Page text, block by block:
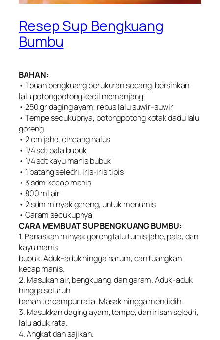
Resep Sup Bengkuang
Bumbu
BAHAN:
• 1 buah bengkuang berukuran sedang, bersihkan
lalu potongpotong kecil memanjang
• 250 gr daging ayam, rebus lalu suwir-suwir
• Tempe secukupnya, potongpotong kotak dadu lalu
goreng
• 2 cm jahe, cincang halus
• 1/4 sdt pala bubuk
• 1/4 sdt kayu manis bubuk
• 1 batang seledri, iris-iris tipis
• 3 sdm kecap manis
• 800 ml air
• 2 sdm minyak goreng, untuk menumis
• Garam secukupnya
CARA MEMBUAT SUP BENGKUANG BUMBU:
1. Panaskan minyak goreng lalu tumis jahe, pala, dan
kayu manis
bubuk. Aduk-aduk hingga harum, dan tuangkan
kecap manis.
2. Masukan air, bengkuang, dan garam. Aduk-aduk
hingga seluruh
bahan tercampur rata. Masak hingga mendidih.
3. Masukkan daging ayam, tempe, dan irisan seledri,
lalu aduk rata.
4. Angkat dan sajikan.